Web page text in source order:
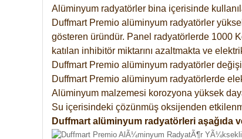
Alüminyum radyatörler bina içerisinde
Duffmart Premio alüminyum radyatörler
gösteren üründür. Panel radyatörlerde 1000
katılan inhibitör miktarını azaltmakta ve
Duffmart Premio alüminyum radyatörler
Duffmart Premio alüminyum radyatörlerde
Alüminyum malzemesi korozyona yüksek
Su içerisindeki çözünmüş oksijenden
Duffmart alüminyum radyatörleri aşağıda